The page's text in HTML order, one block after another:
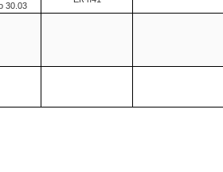
30.03